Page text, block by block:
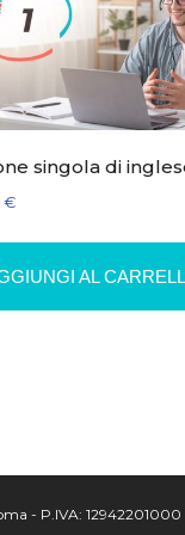
singola di
€
AL
- P.IVA: